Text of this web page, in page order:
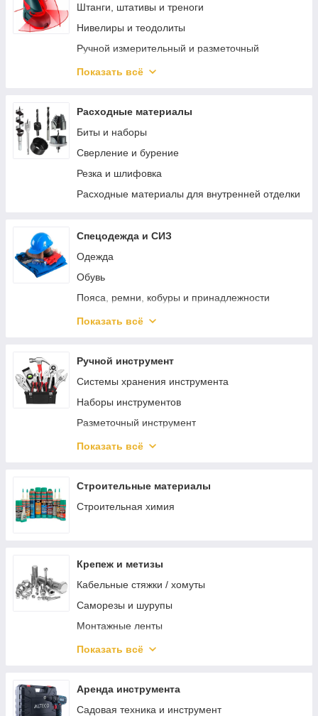
Bosch PRO-MIX
Наборы электроинструмента
Штанги, штативы и треноги
Нивелиры и теодолиты
Ручной измерительный и разметочный
комплектующие
Измерители длины и расстояния
Показать всё
Расходные материалы
Биты и наборы
Сверление и бурение
Резка и шлифовка
Расходные материалы для внутренней отделки
Спецодежда и СИЗ
Одежда
Обувь
Пояса, ремни, кобуры и принадлежности
Защита органов зрения
Показать всё
Ручной инструмент
Системы хранения инструмента
Наборы инструментов
Разметочный инструмент
Отвертки
Электромонтажный инструмент
Зажимной инструмент
Столярно-слесарный инструмент
Монтажный инструмент
Трубный инструмент
Отделочный инструмент
Ключи, трещотки, воротки
Показать всё
Строительные материалы
Строительная химия
Крепеж и метизы
Кабельные стяжки / хомуты
Саморезы и шурупы
Монтажные ленты
Гвозди
Скобы
Показать всё
Аренда инструмента
Садовая техника и инструмент